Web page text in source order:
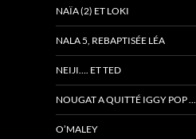
NAÏA (2) ET LOKI
NALA 5, REBAPTISÉE LÉA
NEIJI…. ET TED
NOUGAT A QUITTÉ IGGY POP …
O’MALEY